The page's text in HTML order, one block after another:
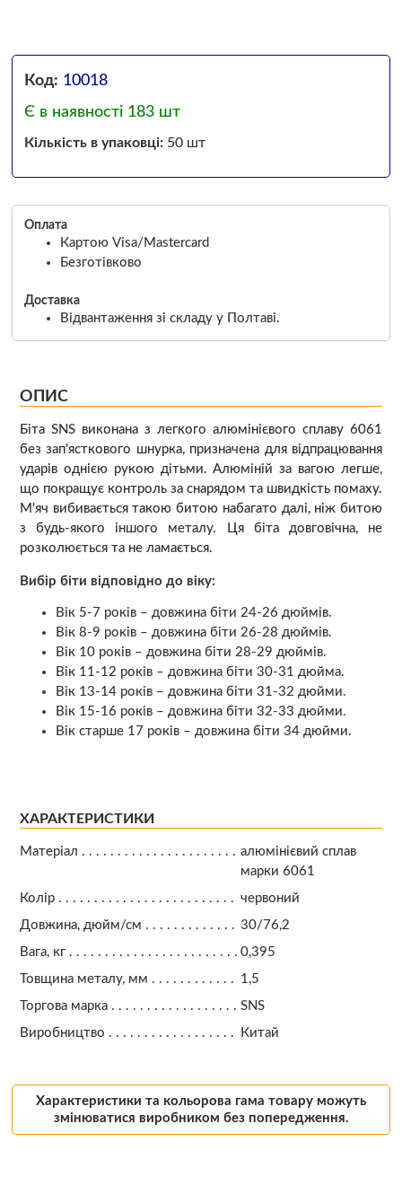
Код: 10018
Є в наявності 183 шт
Кількість в упаковці:50 шт
Оплата
Картою Visa/Mastercard
Безготівково
Доставка
Відвантаження зі складу у Полтаві.
ОПИС
Біта SNS виконана з легкого алюмінієвого сплаву 6061
без зап'ясткового шнурка, призначена для відпрацювання
ударів однією рукою дітьми. Алюміній за вагою легше,
що покращує контроль за снарядом та швидкість помаху.
М'яч вибивається такою битою набагато далі, ніж битою
з будь-якого іншого металу. Ця біта довговічна, не
розколюється та не ламається.
Вибір біти відповідно до віку:
Вік 5-7 років – довжина біти 24-26 дюймів.
Вік 8-9 років – довжина біти 26-28 дюймів.
Вік 10 років – довжина біти 28-29 дюймів.
Вік 11-12 років – довжина біти 30-31 дюйма.
Вік 13-14 років – довжина біти 31-32 дюйми.
Вік 15-16 років – довжина біти 32-33 дюйми.
Вік старше 17 років – довжина біти 34 дюйми.
ХАРАКТЕРИСТИКИ
Матеріал
алюмінієвий сплав
марки 6061
Колір
червоний
Довжина, дюйм/см
30/76,2
Вага, кг
0,395
Товщина металу, мм
1,5
Торгова марка
SNS
Виробництво
Китай
Характеристики та кольорова гама товару можуть
змінюватися виробником без попередження.